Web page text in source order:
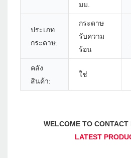
มม.
ประเภท
กระดาษ:
กระดาษ
รับความ
ร้อน
คลัง
สินค้า:
ใช่